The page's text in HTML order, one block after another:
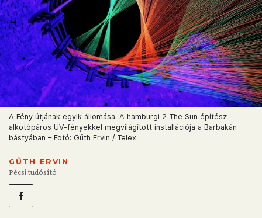
A Fény útjának egyik állomása. A hamburgi 2 The Sun építész-
alkotópáros UV-fényekkel megvilágított installációja a Barbakán
bástyában – Fotó: Gűth Ervin / Telex
GŰTH ERVIN
Pécsi tudósító